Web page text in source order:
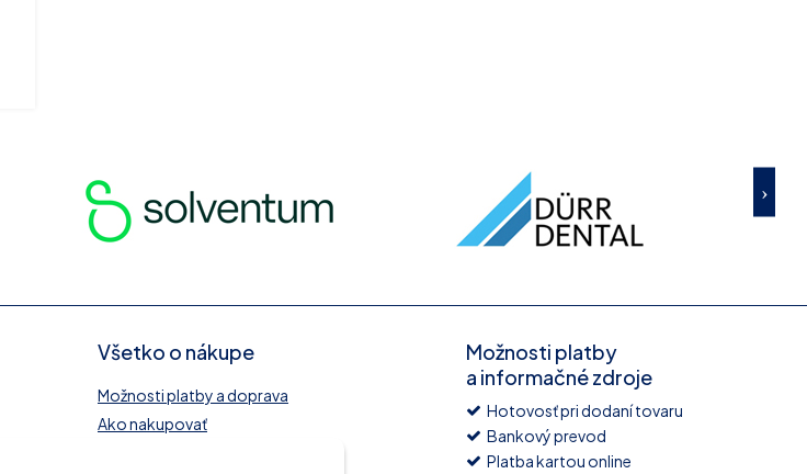
Všetko o nákupe
Možnosti platby a doprava
Ako nakupovať
Možnosti platby
a informačné zdroje
Hotovosť pri dodaní tovaru
Bankový prevod
Platba kartou online